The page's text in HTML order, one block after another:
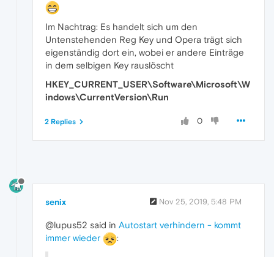
Im Nachtrag: Es handelt sich um den
Untenstehenden Reg Key und Opera trägt sich
eigenständig dort ein, wobei er andere Einträge
in dem selbigen Key rauslöscht
HKEY_CURRENT_USER\Software\Microsoft\W
indows\CurrentVersion\Run
0
2 Replies
senix Nov 25, 2019, 5:48 PM
@lupus52 said in Autostart verhindern - kommt
immer wieder
: